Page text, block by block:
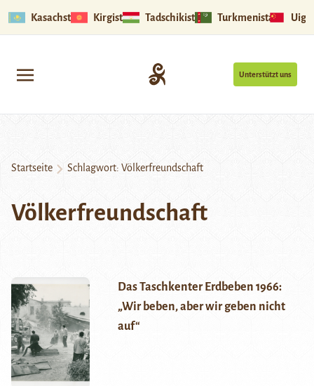
Kasachstan Kirgistan Tadschikistan Turkmenistan
Unterstützt uns
Startseite Schlagwort: Völkerfreundschaft
Völkerfreundschaft
Das Taschkenter Erdbeben 1966:
„Wir beben, aber wir geben nicht
auf“